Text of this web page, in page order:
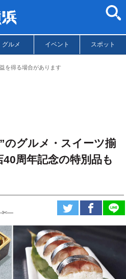
グルメ イベント スポット
を得る場合があります
のグルメ・スイーツ揃
周年記念の特別品も
-✄—